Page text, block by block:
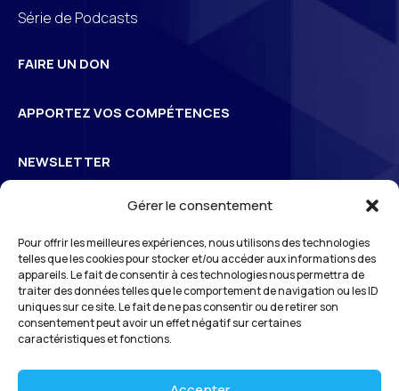
Gérer le consentement
Pour offrir les meilleures expériences, nous utilisons des technologies
telles que les cookies pour stocker et/ou accéder aux informations des
appareils. Le fait de consentir à ces technologies nous permettra de
traiter des données telles que le comportement de navigation ou les ID
uniques sur ce site. Le fait de ne pas consentir ou de retirer son
consentement peut avoir un effet négatif sur certaines
caractéristiques et fonctions.
Série de Podcasts
FAIRE UN DON
APPORTEZ VOS COMPÉTENCES
NEWSLETTER
S3Odéon
*En vous inscrivant à notre newsletter, vous reconnaissez avoir pris connaissance
de notrepolitique de gestion des données personnelleset vous l’acceptez.